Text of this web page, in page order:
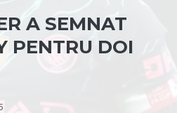
A SEMNAT
PENTRU DOI